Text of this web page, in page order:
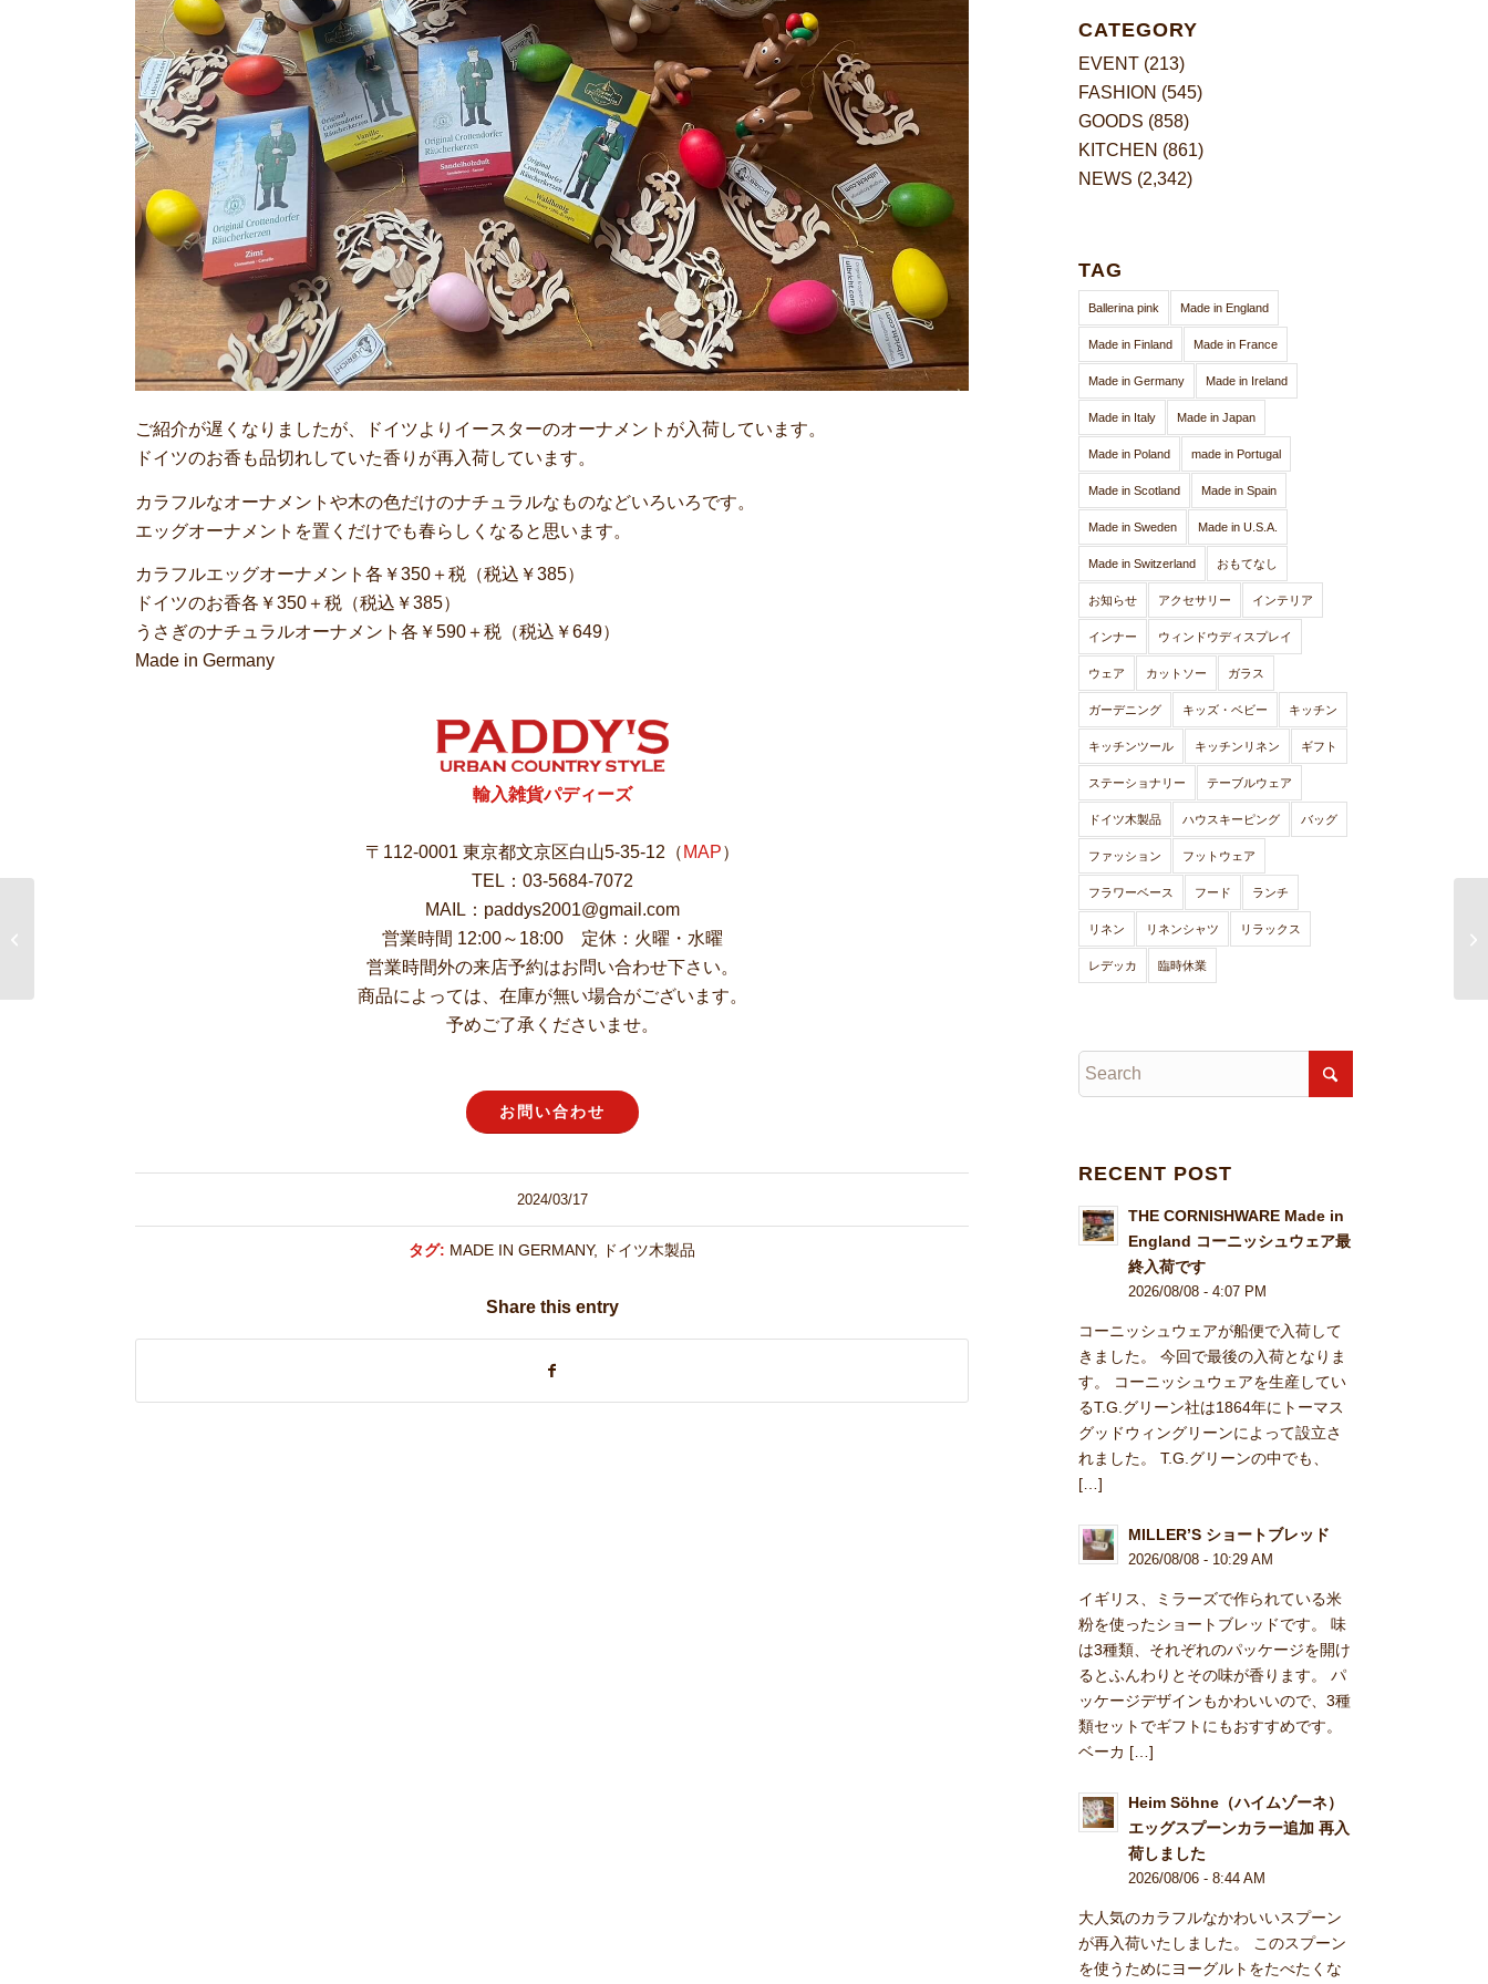
ご紹介が遅くなりましたが、ドイツよりイースターのオーナメントが入荷しています。
ドイツのお香も品切れしていた香りが再入荷しています。
カラフルなオーナメントや木の色だけのナチュラルなものなどいろいろです。
エッグオーナメントを置くだけでも春らしくなると思います。
カラフルエッグオーナメント各￥350＋税（税込￥385）
ドイツのお香各￥350＋税（税込￥385）
うさぎのナチュラルオーナメント各￥590＋税（税込￥649）
Made in Germany
輸入雑貨パディーズ
〒112-0001 東京都文京区白山5-35-12（ MAP）
TEL：03-5684-7072
MAIL：paddys2001@gmail.com
営業時間 12:00～18:00 定休：火曜・水曜
営業時間外の来店予約はお問い合わせ下さい。
商品によっては、在庫が無い場合がございます。
予めご了承くださいませ。
お問い合わせ
2024/03/17
タグ: MADE IN GERMANY, ドイツ木製品
Share this entry
CATEGORY
EVENT (213)
FASHION (545)
GOODS (858)
KITCHEN (861)
NEWS (2,342)
TAG
Ballerina pink Made in England
Made in Finland Made in France
Made in Germany Made in Ireland
Made in Italy Made in Japan
Made in Poland made in Portugal
Made in Scotland Made in Spain
Made in Sweden Made in U.S.A.
Made in Switzerland おもてなし
お知らせ アクセサリー インテリア
インナー ウィンドウディスプレイ
ウェア カットソー ガラス
ガーデニング キッズ・ベビー キッチン
キッチンツール キッチンリネン ギフト
ステーショナリー テーブルウェア
ドイツ木製品 ハウスキーピング バッグ
ファッション フットウェア
フラワーベース フード ランチ
リネン リネンシャツ リラックス
レデッカ 臨時休業
RECENT POST
THE CORNISHWARE Made in
England コーニッシュウェア最
終入荷です
2026/08/08 - 4:07 PM
コーニッシュウェアが船便で入荷して
きました。 今回で最後の入荷となりま
す。 コーニッシュウェアを生産してい
るT.G.グリーン社は1864年にトーマス
グッドウィングリーンによって設立さ
れました。 T.G.グリーンの中でも、
[…]
MILLER’S ショートブレッド
2026/08/08 - 10:29 AM
イギリス、ミラーズで作られている米
粉を使ったショートブレッドです。 味
は3種類、それぞれのパッケージを開け
るとふんわりとその味が香ります。 パ
ッケージデザインもかわいいので、3種
類セットでギフトにもおすすめです。
ベーカ […]
Heim Söhne（ハイムゾーネ）
エッグスプーンカラー追加 再入
荷しました
2026/08/06 - 8:44 AM
大人気のカラフルなかわいいスプーン
が再入荷いたしました。 このスプーン
を使うためにヨーグルトをたべたくな